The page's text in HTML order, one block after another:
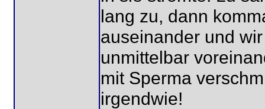
lang zu, dann
auseinander und
unmittelbar
mit Sperma
irgendwie!